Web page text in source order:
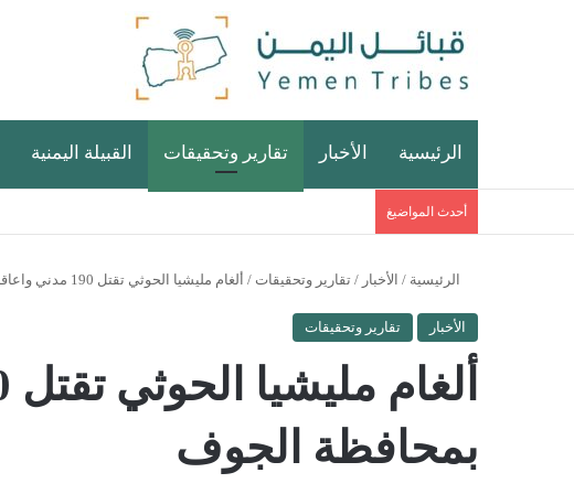
الرئيسية الأخبار تقارير وتحقيقات القبيلة اليمنية
أحدث المواضيغ
الرئيسية / الأخبار / تقارير وتحقيقات / ألغام مليشيا الحوثي تقتل 190 مدني واعاقة 385 بمحافظة الجوف
الأخبار تقارير وتحقيقات
بمحافظة الجوف